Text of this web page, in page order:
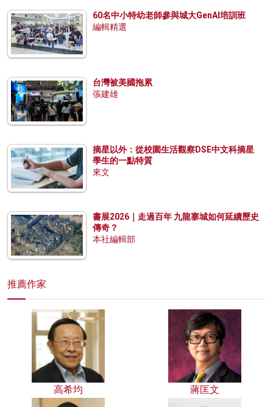
60名中小特幼老師參與城大GenAI培訓班
編輯精選
台灣被美國拖累
張建雄
摘星以外：從校園生活觀察DSE中文科摘星
學生的一點特質
來文
書展2026｜走過百年 九龍寨城如何延續歷史
傳奇？
本社編輯部
推薦作家
高希均 蔣匡文